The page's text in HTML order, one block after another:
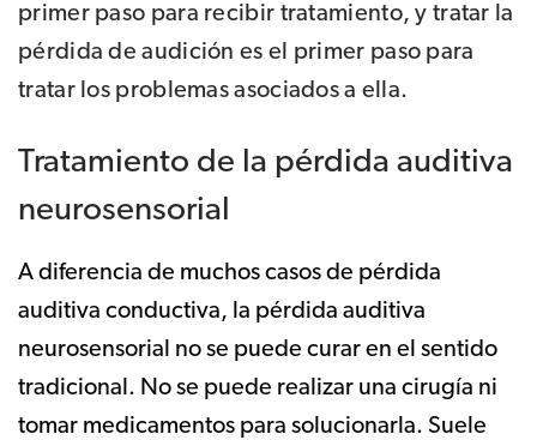
primer paso para recibir tratamiento, y tratar la
pérdida de audición es el primer paso para
tratar los problemas asociados a ella.
Tratamiento de la pérdida auditiva
neurosensorial
A diferencia de muchos casos de pérdida
auditiva conductiva, la pérdida auditiva
neurosensorial no se puede curar en el sentido
tradicional. No se puede realizar una cirugía ni
tomar medicamentos para solucionarla. Suele